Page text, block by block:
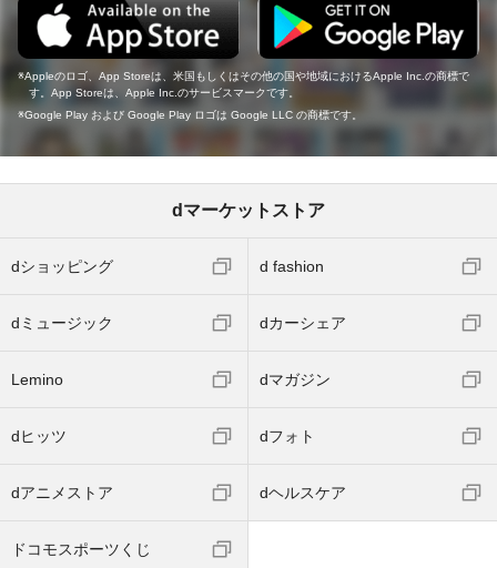
Appleのロゴ、App Storeは、米国もしくはその他の国や地域におけるApple Inc.の商標で
す。App Storeは、Apple Inc.のサービスマークです。
Google Play および Google Play ロゴは Google LLC の商標です。
dマーケットストア
dショッピング d fashion
dミュージック dカーシェア
Lemino dマガジン
dヒッツ dフォト
dアニメストア dヘルスケア
ドコモスポーツくじ